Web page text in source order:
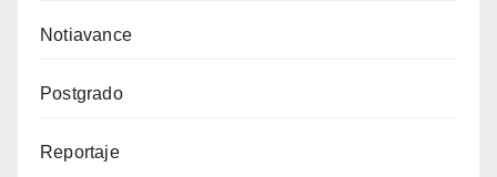
Notiavance
Postgrado
Reportaje